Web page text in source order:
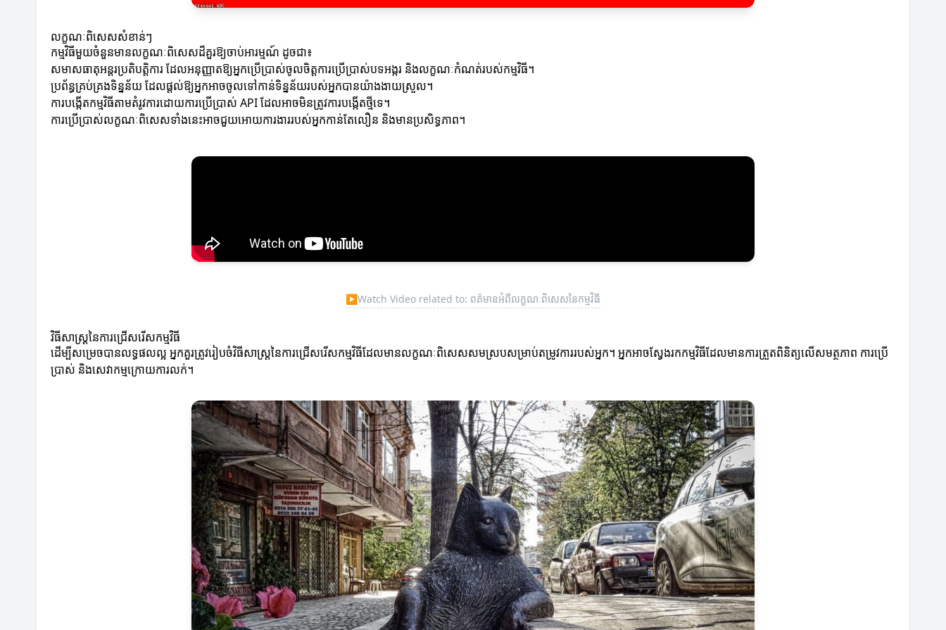
លក្ខណៈពិសេសសំខាន់ៗ
កម្មវិធីមួយចំនួនមានលក្ខណៈពិសេសដ៏គួរឱ្យចាប់អារម្មណ៍ ដូចជា៖
សមាសធាតុអន្តរប្រតិបត្តិការ ដែលអនុញ្ញាតឱ្យអ្នកប្រើប្រាស់ចូលចិត្តការប្រើប្រាស់បទអង្ករ និងលក្ខណៈកំណត់របស់កម្មវិធី។
ប្រព័ន្ធគ្រប់គ្រងទិន្នន័យ ដែលផ្តល់ឱ្យអ្នកអាចចូលទៅកាន់ទិន្នន័យរបស់អ្នកបានយ៉ាងងាយស្រួល។
ការបង្កើតកម្មវិធីតាមតំរូវការដោយការប្រើប្រាស់ API ដែលអាចមិនត្រូវការបង្កើតថ្មីទេ។
ការប្រើប្រាស់លក្ខណៈពិសេសទាំងនេះអាចជួយអោយការងាររបស់អ្នកកាន់តែលឿន និងមានប្រសិទ្ធភាព។
▶Watch Video related to: ពត៌មានអំពីលក្ខណៈពិសេសនៃកម្មវិធី
វិធីសាស្ត្រនៃការជ្រើសរើសកម្មវិធី
ដើម្បីសម្រេចបានលទ្ធផលល្អ អ្នកគួរត្រូវរៀបចំវិធីសាស្ត្រនៃការជ្រើសរើសកម្មវិធីដែលមានលក្ខណៈពិសេសសមស្របសម្រាប់តម្រូវការរបស់អ្នក។ អ្នកអាចស្វែងរកកម្មវិធីដែលមានការត្រួតពិនិត្យលើសមត្ថភាព ការប្រើ
ប្រាស់ និងសេវាកម្មក្រោយការលក់។